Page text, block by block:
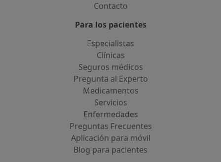
Contacto
Para los pacientes
Especialistas
Clínicas
Seguros médicos
Pregunta al Experto
Medicamentos
Servicios
Enfermedades
Preguntas Frecuentes
Aplicación para móvil
Blog para pacientes